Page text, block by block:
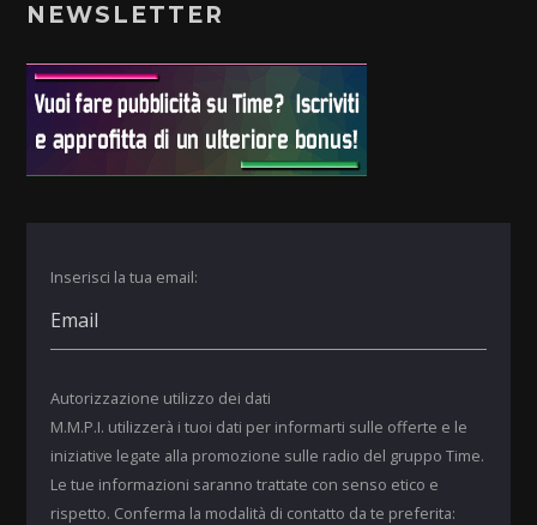
NEWSLETTER
Inserisci la tua email:
Autorizzazione utilizzo dei dati
M.M.P.I. utilizzerà i tuoi dati per informarti sulle offerte e le
iniziative legate alla promozione sulle radio del gruppo Time.
Le tue informazioni saranno trattate con senso etico e
rispetto. Conferma la modalità di contatto da te preferita: